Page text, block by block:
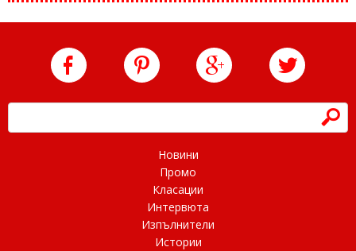
h
Новини
Промо
Класации
Интервюта
Изпълнители
Истории